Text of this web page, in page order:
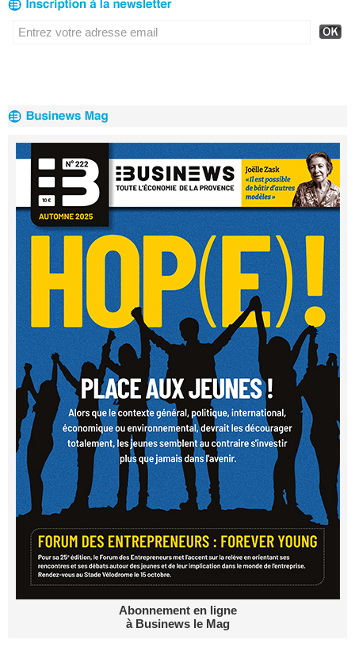
Abonnement en ligne
à Businews le Mag